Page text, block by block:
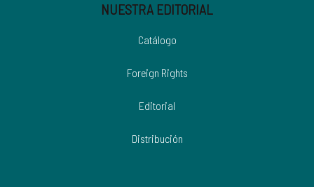
NUESTRA EDITORIAL
Catálogo
Foreign Rights
Editorial
Distribución